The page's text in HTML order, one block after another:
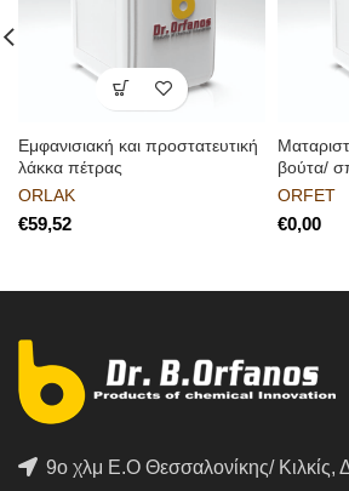
Εμφανισιακή και προστατευτική
λάκκα πέτρας
ORLAK
€
βούτα/
ORFET
€
9ο χλμ Ε.Ο Θεσσαλονίκης/ Κιλκίς,